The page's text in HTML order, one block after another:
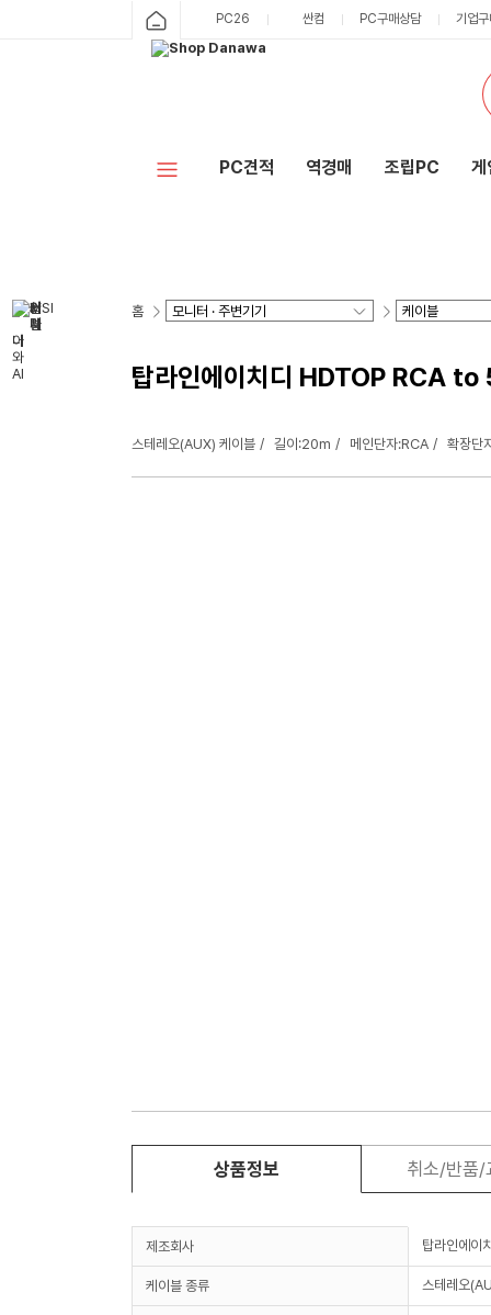
PC26 싼컴 PC구매상담 기업
PC견적 역경매 조립PC 게
홈
탑라인에이치디 HDTOP RCA
스테레오(AUX) 케이블 길이:20m 메인단자:RCA 확장단
상품정보 취소/반품/
제조회사 탑라인에이
케이블 종류 스테레오